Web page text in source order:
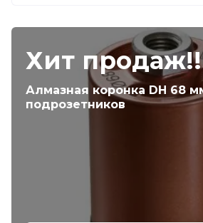
Хит
Алмазная коронка DH 68
подрозетников